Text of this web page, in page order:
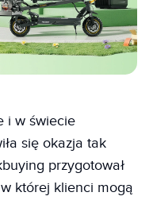
i w świecie
się okazja tak
przygotował
której klienci mogą